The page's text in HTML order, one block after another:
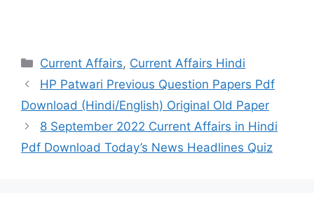
Categories
Current Affairs, Current Affairs Hindi
HP Patwari Previous Question Papers Pdf
Download (Hindi/English) Original Old Paper
8 September 2022 Current Affairs in Hindi
Pdf Download Today’s News Headlines Quiz